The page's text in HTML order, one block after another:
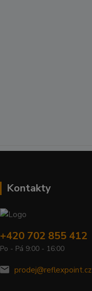
Kontakty
+420 702 855 412
Po - Pá 9:00 - 16:00
prodej@reflexpoint.cz